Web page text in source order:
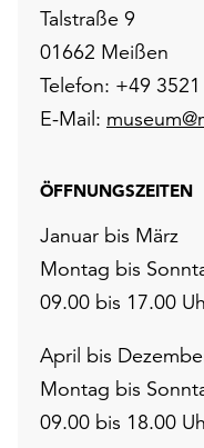
Talstraße 9
01662 Meißen
Telefon: +49
E-Mail:
ÖFFNUNGSZEITEN
Januar bis März
Montag bis
09.00 bis 17.00
April bis
Montag bis
09.00 bis 18.00